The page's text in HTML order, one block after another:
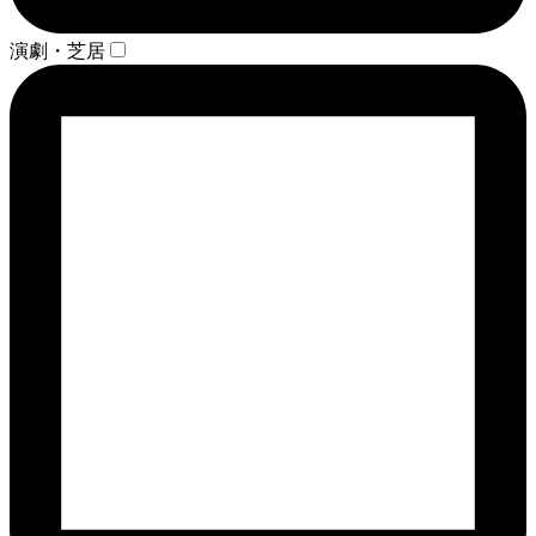
演劇・芝居